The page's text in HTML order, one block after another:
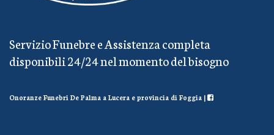
Servizio Funebre e Assistenza completa
disponibili 24/24 nel momento del bisogno
Onoranze Funebri De Palma a Lucera e provincia di Foggia |